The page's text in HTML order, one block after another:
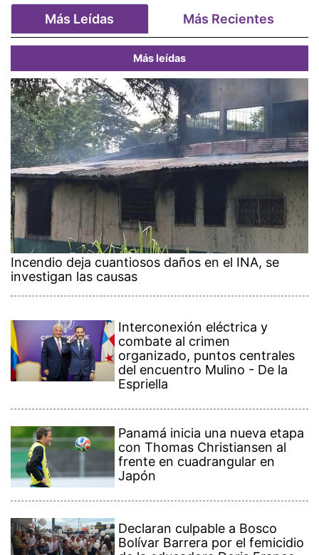
Más Leídas Más Recientes
Más leídas
Incendio deja cuantiosos daños en el INA, se
investigan las causas
Interconexión eléctrica y
combate al crimen
organizado, puntos centrales
del encuentro Mulino - De la
Espriella
Panamá inicia una nueva etapa
con Thomas Christiansen al
frente en cuadrangular en
Japón
Declaran culpable a Bosco
Bolívar Barrera por el femicidio